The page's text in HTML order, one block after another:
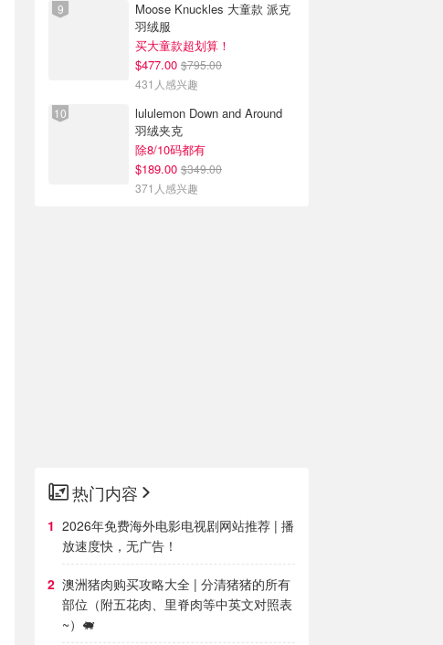
Moose Knuckles 大童款 派克
羽绒服
买大童款超划算！
$477.00 $795.00
431人感兴趣
lululemon Down and Around
羽绒夹克
除8/10码都有
$189.00 $349.00
371人感兴趣
热门内容
2026年免费海外电影电视剧网站推荐 | 播
放速度快，无广告！
澳洲猪肉购买攻略大全 | 分清猪猪的所有
部位（附五花肉、里脊肉等中英文对照表
~）🐖